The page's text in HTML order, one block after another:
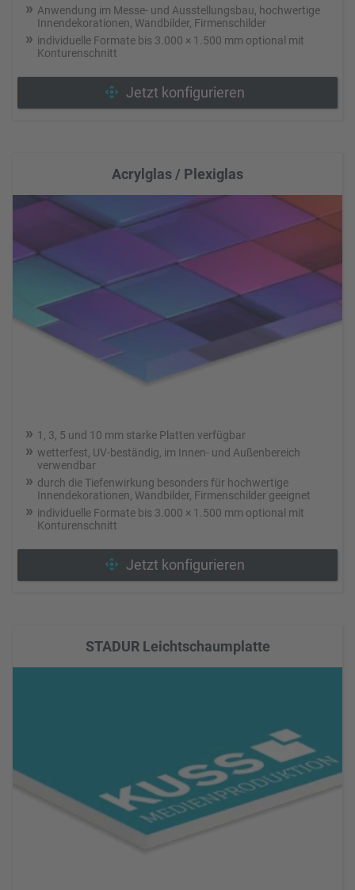
Anwendung im Messe- und Ausstellungsbau, hochwertige
Innendekorationen, Wandbilder, Firmenschilder
individuelle Formate bis 3.000 × 1.500 mm optional mit
Konturenschnitt
Jetzt konfigurieren
Acrylglas / Plexiglas
1, 3, 5 und 10 mm starke Platten verfügbar
wetterfest, UV-beständig, im Innen- und Außenbereich
verwendbar
durch die Tiefenwirkung besonders für hochwertige
Innendekorationen, Wandbilder, Firmenschilder geeignet
individuelle Formate bis 3.000 × 1.500 mm optional mit
Konturenschnitt
Jetzt konfigurieren
STADUR Leichtschaumplatte